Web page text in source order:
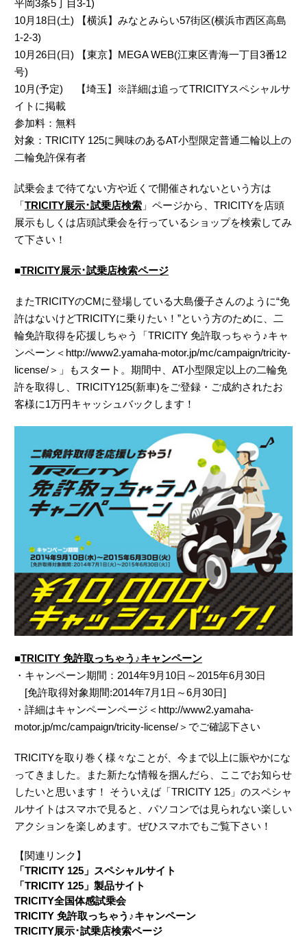
平岡3条5丁目3-1)
10月18日(土) 【横浜】みなとみらい57街区(横浜市西区高島
1-2-3)
10月26日(日) 【東京】MEGA WEB(江東区青海一丁目3番12
号)
10月(予定) 【埼玉】※詳細は追ってTRICITYスペシャルサ
イトに掲載
参加料：無料
対象：TRICITY 125に興味のあるAT小型限定普通二輪以上の
二輪免許保有者
試乗会まで待てない方や近くで開催されないという方は
「TRICITY展示･試乗店検索 」ページから、TRICITYを店頭
展示もしくは店頭試乗会を行っているショップを検索してみ
て下さい！
■TRICITY展示･試乗店検索ページ
またTRICITYのCMに登場している大島優子さんのように“免
許はないけどTRICITYに乗りたい！”という方のために、二
輪免許取得を応援しちゃう「TRICITY 免許取っちゃう♪キャ
ンペーン＜http://www2.yamaha-motor.jp/mc/campaign/tricity-
license/＞」もスタート。期間中、AT小型限定以上の二輪免
許を取得し、TRICITY125(新車)をご登録・ご成約されたお
客様に1万円キャッシュバックします！
■TRICITY 免許取っちゃう♪キャンペーン
・キャンペーン期間：2014年9月10日～2015年6月30日
[免許取得対象期間:2014年7月1日～6月30日]
・詳細はキャンペーンページ＜http://www2.yamaha-
motor.jp/mc/campaign/tricity-license/＞でご確認下さい
TRICITYを取り巻く様々なことが、今まで以上に賑やかにな
ってきました。また新たな情報を掴んだら、ここでお知らせ
したいと思います！ そういえば「TRICITY 125」のスペシャ
ルサイトはスマホで見ると、パソコンでは見られない楽しい
アクションを楽しめます。ぜひスマホでもご覧下さい！
【関連リンク】
「TRICITY 125」スペシャルサイト
「TRICITY 125」製品サイト
TRICITY全国体感試乗会
TRICITY 免許取っちゃう♪キャンペーン
TRICITY展示･試乗店検索ページ